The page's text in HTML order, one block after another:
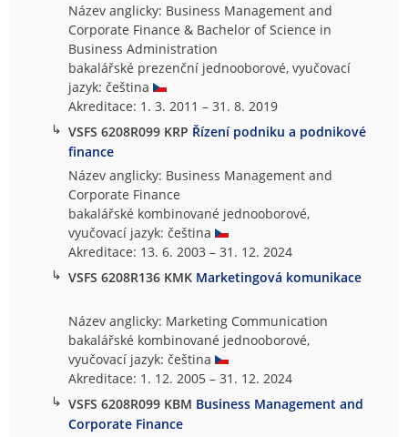
Název anglicky: Business Management and
Corporate Finance & Bachelor of Science in
Business Administration
bakalářské prezenční jednooborové, vyučovací
jazyk: čeština
Akreditace: 1. 3. 2011 – 31. 8. 2019
↳ VSFS 6208R099 KRP Řízení podniku a podnikové
finance
Název anglicky: Business Management and
Corporate Finance
bakalářské kombinované jednooborové,
vyučovací jazyk: čeština
Akreditace: 13. 6. 2003 – 31. 12. 2024
↳ VSFS 6208R136 KMK Marketingová komunikace
Název anglicky: Marketing Communication
bakalářské kombinované jednooborové,
vyučovací jazyk: čeština
Akreditace: 1. 12. 2005 – 31. 12. 2024
↳ VSFS 6208R099 KBM Business Management and
Corporate Finance